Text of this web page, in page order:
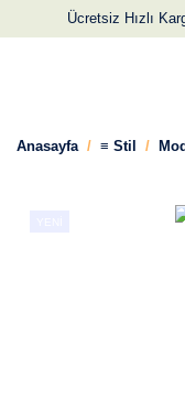
Ücretsiz Hızlı
Anasayfa ≡ Stil